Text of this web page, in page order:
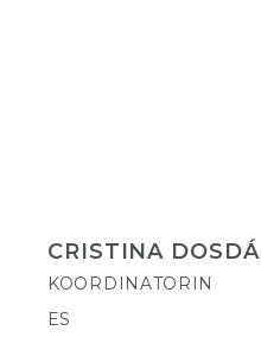
CRISTINA DOSDÁ
KOORDINATORIN
ES